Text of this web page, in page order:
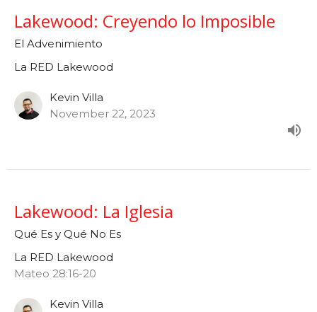
Lakewood: Creyendo lo Imposible
El Advenimiento
La RED Lakewood
Kevin Villa
November 22, 2023
Lakewood: La Iglesia
Qué Es y Qué No Es
La RED Lakewood
Mateo 28:16-20
Kevin Villa